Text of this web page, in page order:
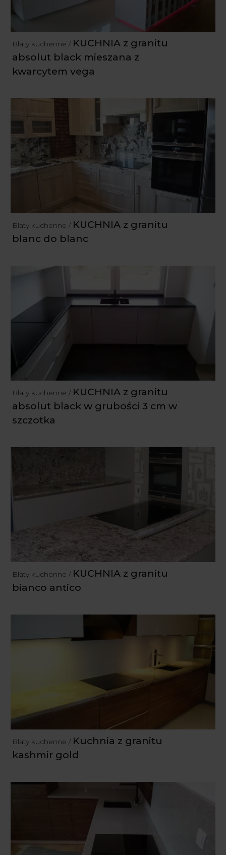
Blaty kuchenne / KUCHNIA z granitu
absolut black mieszana z
kwarcytem vega
Blaty kuchenne / KUCHNIA z granitu
blanc do blanc
Blaty kuchenne / KUCHNIA z granitu
absolut black w grubości 3 cm w
szczotka
Blaty kuchenne / KUCHNIA z granitu
bianco antico
Blaty kuchenne / Kuchnia z granitu
kashmir gold